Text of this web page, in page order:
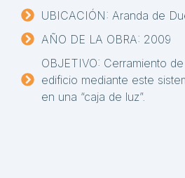
UBICACIÓN: Aranda de
AÑO DE LA OBRA: 2009
OBJETIVO: Cerramiento
edificio mediante este
en una “caja de luz”.